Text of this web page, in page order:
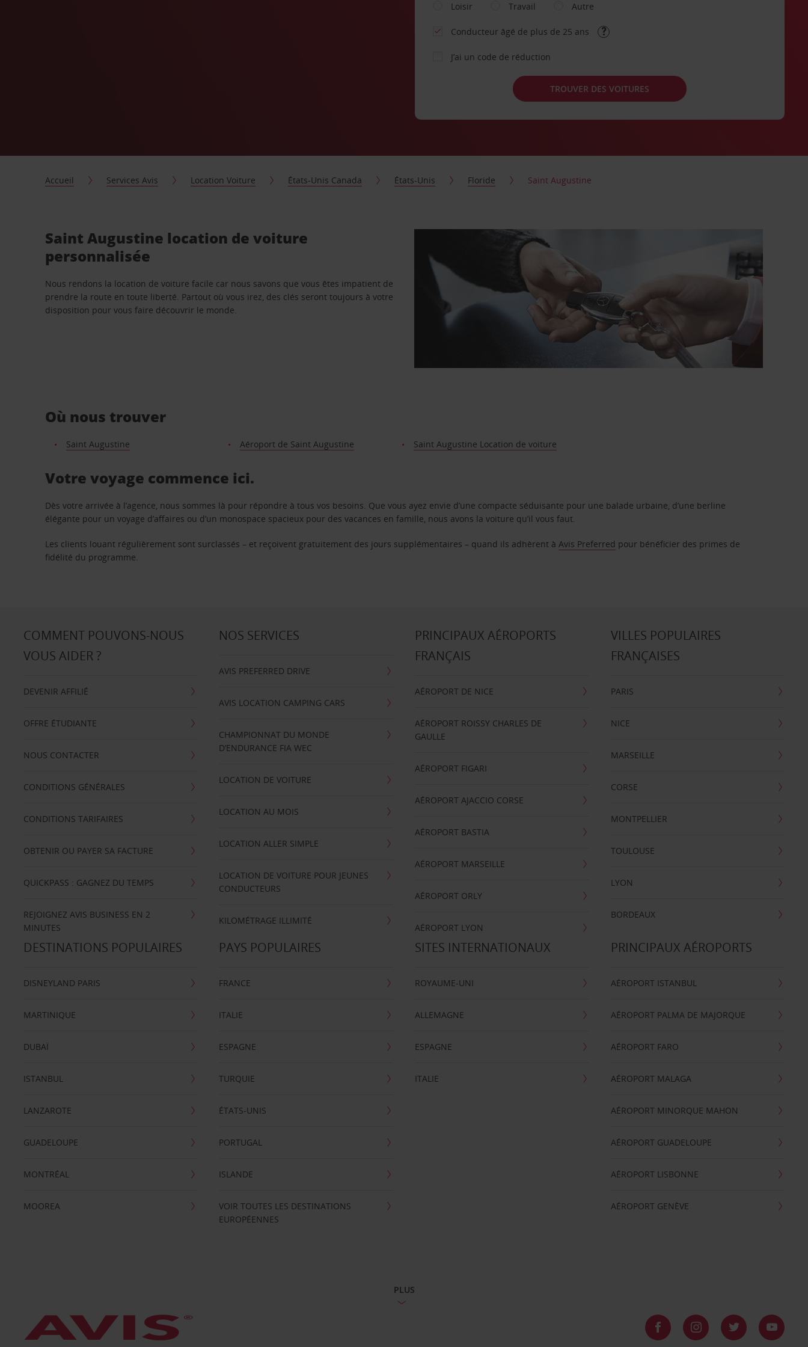
Loisir
Travail Autre
Conducteur âgé de plus de 25 ans
J’ai un code de réduction
TROUVER DES VOITURES
Accueil Services Avis Location Voiture États-Unis Canada États-Unis Floride Saint Augustine
Saint Augustine location de voiture
personnalisée
Nous rendons la location de voiture facile car nous savons que vous êtes impatient de
prendre la route en toute liberté. Partout où vous irez, des clés seront toujours à votre
disposition pour vous faire découvrir le monde.
Où nous trouver
Saint Augustine Aéroport de Saint Augustine Saint Augustine Location de voiture
Votre voyage commence ici.
Dès votre arrivée à l’agence, nous sommes là pour répondre à tous vos besoins. Que vous ayez envie d’une compacte séduisante pour une balade urbaine, d’une berline
élégante pour un voyage d’affaires ou d’un monospace spacieux pour des vacances en famille, nous avons la voiture qu’il vous faut.
Les clients louant régulièrement sont surclassés – et reçoivent gratuitement des jours supplémentaires – quand ils adhèrent àAvis Preferred pour bénéficier des primes de
fidélité du programme.
COMMENT POUVONS-NOUS
VOUS AIDER ?
DEVENIR AFFILIÉ
OFFRE ÉTUDIANTE
NOUS CONTACTER
CONDITIONS GÉNÉRALES
CONDITIONS TARIFAIRES
OBTENIR OU PAYER SA FACTURE
QUICKPASS : GAGNEZ DU TEMPS
REJOIGNEZ AVIS BUSINESS EN 2
MINUTES
NOS SERVICES
AVIS PREFERRED DRIVE
AVIS LOCATION CAMPING CARS
CHAMPIONNAT DU MONDE
D’ENDURANCE FIA WEC
LOCATION DE VOITURE
LOCATION AU MOIS
LOCATION ALLER SIMPLE
LOCATION DE VOITURE POUR JEUNES
CONDUCTEURS
KILOMÉTRAGE ILLIMITÉ
PRINCIPAUX AÉROPORTS
FRANÇAIS
AÉROPORT DE NICE
AÉROPORT ROISSY CHARLES DE
GAULLE
AÉROPORT FIGARI
AÉROPORT AJACCIO CORSE
AÉROPORT BASTIA
AÉROPORT MARSEILLE
AÉROPORT ORLY
AÉROPORT LYON
VILLES POPULAIRES
FRANÇAISES
PARIS
NICE
MARSEILLE
CORSE
MONTPELLIER
TOULOUSE
LYON
BORDEAUX
DESTINATIONS POPULAIRES
DISNEYLAND PARIS
MARTINIQUE
DUBAÏ
ISTANBUL
LANZAROTE
GUADELOUPE
MONTRÉAL
MOOREA
PAYS POPULAIRES
FRANCE
ITALIE
ESPAGNE
TURQUIE
ÉTATS-UNIS
PORTUGAL
ISLANDE
VOIR TOUTES LES DESTINATIONS
EUROPÉENNES
SITES INTERNATIONAUX
ROYAUME-UNI
ALLEMAGNE
ESPAGNE
ITALIE
PRINCIPAUX AÉROPORTS
AÉROPORT ISTANBUL
AÉROPORT PALMA DE MAJORQUE
AÉROPORT FARO
AÉROPORT MALAGA
AÉROPORT MINORQUE MAHON
AÉROPORT GUADELOUPE
AÉROPORT LISBONNE
AÉROPORT GENÈVE
PLUS